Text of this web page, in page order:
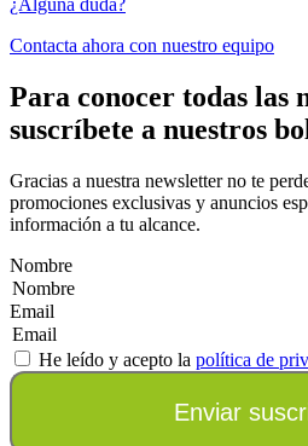
Contacta ahora con nuestro equipo
Para conocer todas las
suscríbete a nuestros
Gracias a nuestra newsletter no te
promociones exclusivas y anuncios
información a tu alcance.
Nombre
Email
He leído y acepto la política de
Enviar